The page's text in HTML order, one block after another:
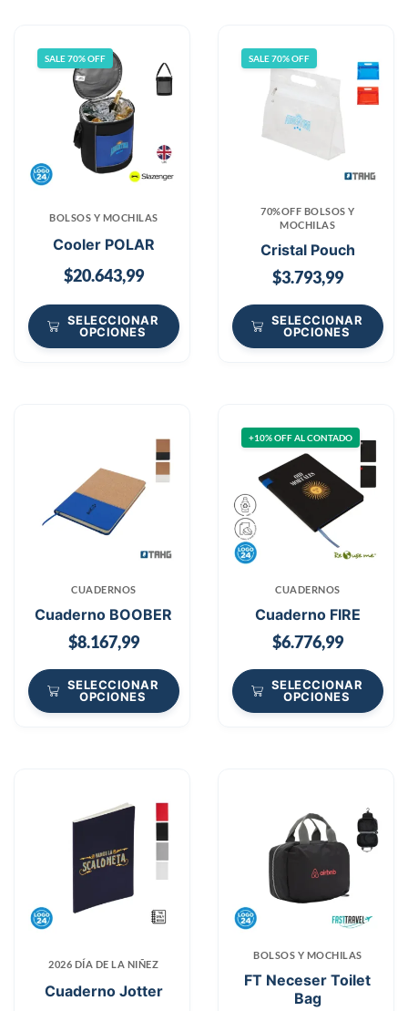
SALE 70% OFF
BOLSOS Y MOCHILAS
Cooler POLAR
$20.643,99
SELECCIONAR
OPCIONES
SALE 70% OFF
70%OFF BOLSOS Y
MOCHILAS
Cristal Pouch
$3.793,99
SELECCIONAR
OPCIONES
CUADERNOS
Cuaderno BOOBER
$8.167,99
SELECCIONAR
OPCIONES
+10% OFF AL CONTADO
CUADERNOS
Cuaderno FIRE
$6.776,99
SELECCIONAR
OPCIONES
2026 DÍA DE LA NIÑEZ
Cuaderno Jotter
BOLSOS Y MOCHILAS
FT Neceser Toilet
Bag